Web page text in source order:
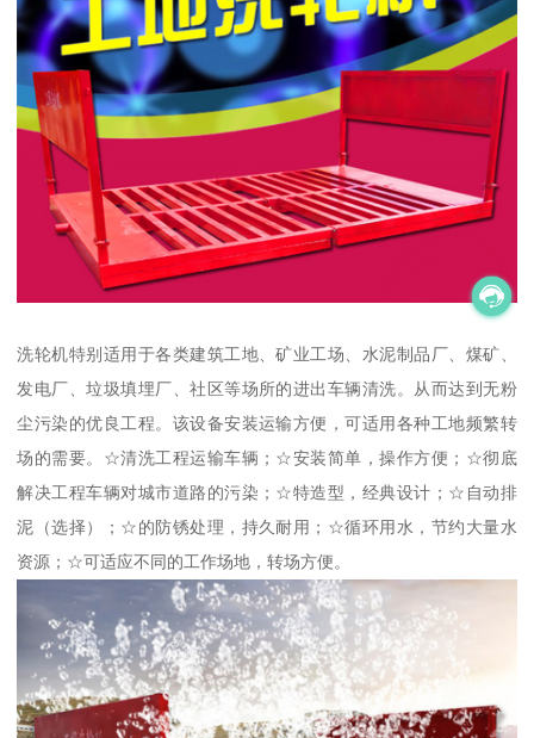
洗轮机特别适用于各类建筑工地、矿业工场、水泥制品厂、煤矿、
发电厂、垃圾填埋厂、社区等场所的进出车辆清洗。从而达到无粉
尘污染的优良工程。该设备安装运输方便，可适用各种工地频繁转
场的需要。☆清洗工程运输车辆；☆安装简单，操作方便；☆彻底
解决工程车辆对城市道路的污染；☆特造型，经典设计；☆自动排
泥（选择）；☆的防锈处理，持久耐用；☆循环用水，节约大量水
资源；☆可适应不同的工作场地，转场方便。